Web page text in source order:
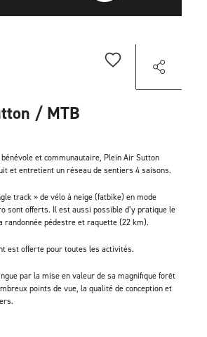
/ MTB
et communautaire, Plein Air Sutton
et entretient un réseau de sentiers 4 saisons.
track » de vélo à neige (fatbike) en mode
sont offerts. Il est aussi possible d’y pratique le
randonnée pédestre et raquette (22 km).
est offerte pour toutes les activités.
par la mise en valeur de sa magnifique forêt
points de vue, la qualité de conception et